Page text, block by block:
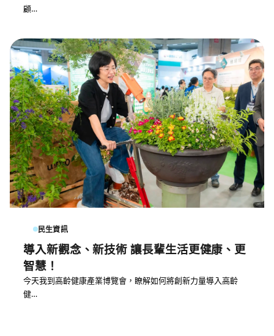
顧…
民生資訊
導入新觀念、新技術 讓長輩生活更健康、更
智慧！
今天我到高齡健康產業博覽會，瞭解如何將創新力量導入高齡
健…